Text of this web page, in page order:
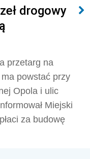
drogowy
przetarg na
powstać przy
Opola i ulic
Miejski
za budowę